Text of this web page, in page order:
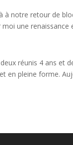
à notre retour de
une renaissance
réunis 4 ans et
en pleine forme.